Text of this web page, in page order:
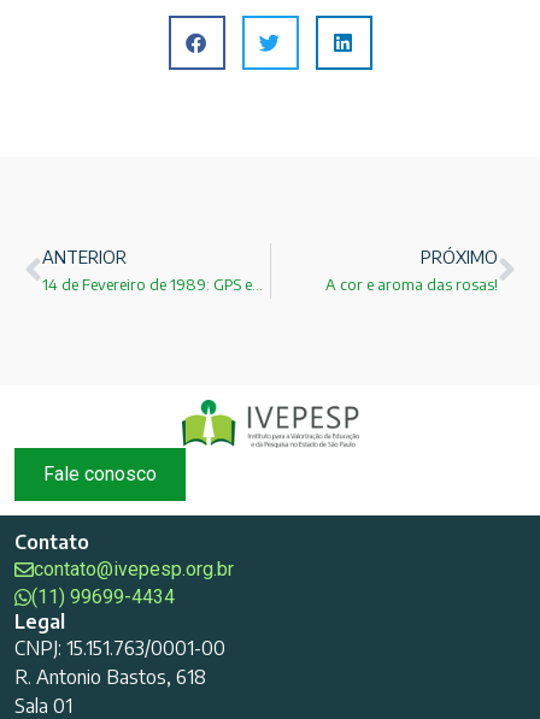
ANTERIOR PRÓXIMO
A cor e aroma das rosas!
Fale conosco
Contato
contato@ivepesp.org.br
(11) 99699-4434
Legal
CNPJ: 15.151.763/0001-00
R. Antonio Bastos, 618
Sala 01